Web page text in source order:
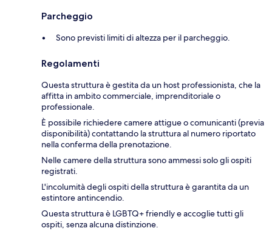
Parcheggio
Sono previsti limiti di altezza per il parcheggio.
Regolamenti
Questa struttura è gestita da un host professionista, che la
affitta in ambito commerciale, imprenditoriale o
professionale.
È possibile richiedere camere attigue o comunicanti (previa
disponibilità) contattando la struttura al numero riportato
nella conferma della prenotazione.
Nelle camere della struttura sono ammessi solo gli ospiti
registrati.
L'incolumità degli ospiti della struttura è garantita da un
estintore antincendio.
Questa struttura è LGBTQ+ friendly e accoglie tutti gli
ospiti, senza alcuna distinzione.